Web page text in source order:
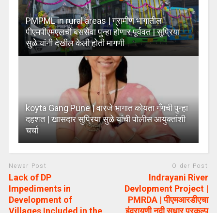
PMPML in rural areas | ग्रामीण भागातील
पीएमपीएमएलची बससेवा पुन्हा होणार पूर्ववत | सुप्रिया
सुळे यांनी देखील केली होती मागणी
koyta Gang Pune | वारजे भागात कोयता गँगची पुन्हा
दहशत | खासदार सुप्रिया सुळे यांची पोलीस आयुक्तांशी
चर्चा
Newer Post
Lack of DP
Impediments in
Development of
Villages Included in the
Older Post
Indrayani River
Devlopment Project |
PMRDA | पीएमआरडीएचा
इंद्रायणी नदी सुधार प्रकल्प